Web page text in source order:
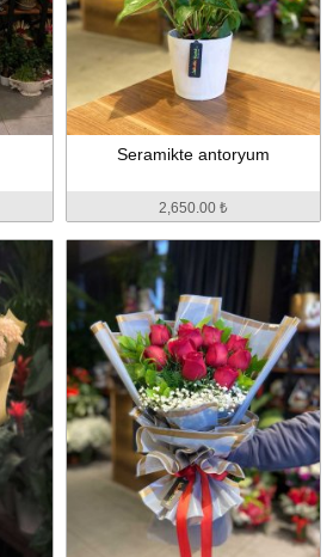
Seramikte antoryum
2,650.00 ₺